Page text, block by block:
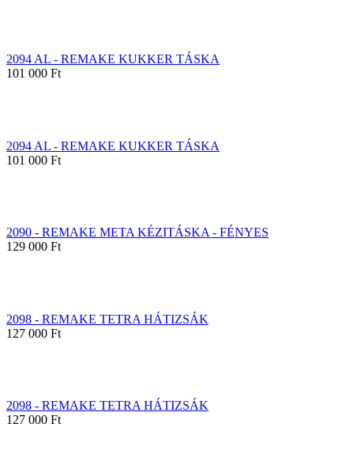
2094 AL - REMAKE KUKKER TÁSKA
101 000 Ft
2094 AL - REMAKE KUKKER TÁSKA
101 000 Ft
2090 - REMAKE META KÉZITÁSKA - FÉNYES
129 000 Ft
2098 - REMAKE TETRA HÁTIZSÁK
127 000 Ft
2098 - REMAKE TETRA HÁTIZSÁK
127 000 Ft